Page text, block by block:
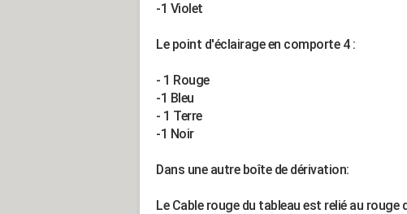
-1 Violet
Le point d'éclairage en comporte 4 :
- 1 Rouge
-1 Bleu
- 1 Terre
-1 Noir
Dans une autre boîte de dérivation:
Le Cable rouge du tableau est relié au rouge